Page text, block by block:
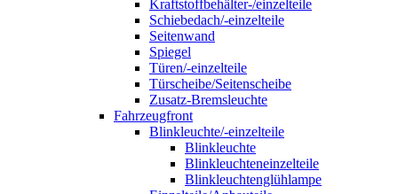
Kraftstoffbehälter-/einzelteile
Schiebedach/-einzelteile
Seitenwand
Spiegel
Türen/-einzelteile
Türscheibe/Seitenscheibe
Zusatz-Bremsleuchte
Fahrzeugfront
Blinkleuchte/-einzelteile
Blinkleuchte
Blinkleuchteneinzelteile
Blinkleuchtenglühlampe